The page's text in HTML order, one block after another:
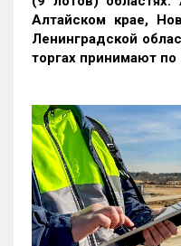
Алтайском крае,
Ленинградской
торгах принимают